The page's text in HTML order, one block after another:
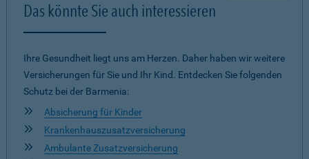
Das könnte Sie auch interessieren
Ihre Gesundheit liegt uns am Herzen. Daher haben wir weitere
Versicherungen für Sie und Ihr Kind. Entdecken Sie folgenden
Schutz bei der Barmenia:
Absicherung für Kinder
Krankenhauszusatzversicherung
Ambulante Zusatzversicherung